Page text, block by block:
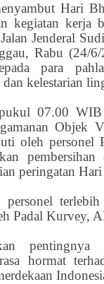
Hari
kegiatan kerja
Jenderal
Rabu (24/
para
kelestarian
07.00
Objek
oleh personel
peringatan
Padal Kurvey,
pentingnya
hormat